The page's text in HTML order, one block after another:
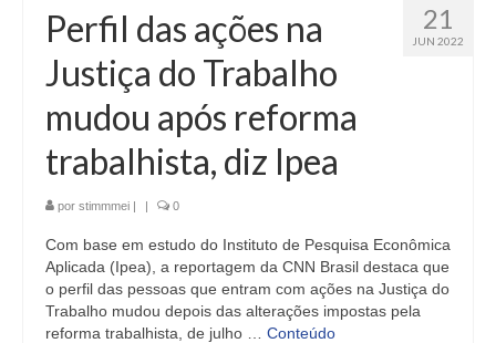
21
JUN 2022
Perfil das ações na
Justiça do Trabalho
mudou após reforma
trabalhista, diz Ipea
por stimmmei | | 0
Com base em estudo do Instituto de Pesquisa Econômica
Aplicada (Ipea), a reportagem da CNN Brasil destaca que
o perfil das pessoas que entram com ações na Justiça do
Trabalho mudou depois das alterações impostas pela
reforma trabalhista, de julho … Conteúdo